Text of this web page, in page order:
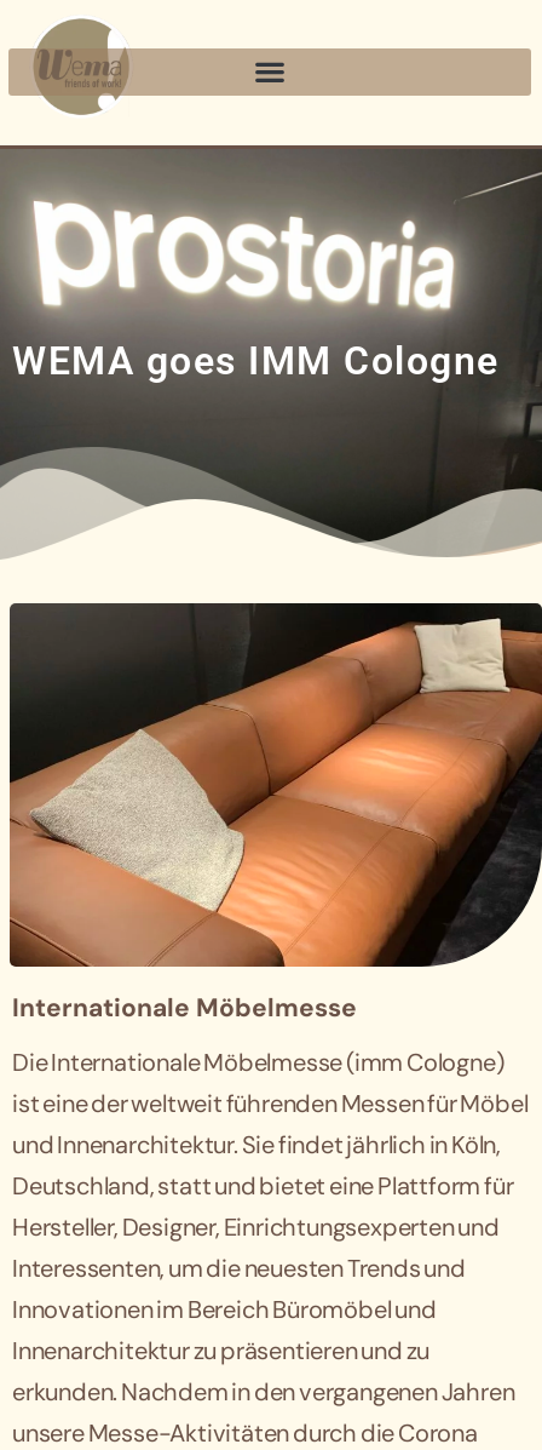
WEMA goes IMM Cologne
Internationale Möbelmesse
Die Internationale Möbelmesse (imm Cologne)
ist eine der weltweit führenden Messen für Möbel
und Innenarchitektur. Sie findet jährlich in Köln,
Deutschland, statt und bietet eine Plattform für
Hersteller, Designer, Einrichtungsexperten und
Interessenten, um die neuesten Trends und
Innovationen im Bereich Büromöbel und
Innenarchitektur zu präsentieren und zu
erkunden. Nachdem in den vergangenen Jahren
unsere Messe-Aktivitäten durch die Corona